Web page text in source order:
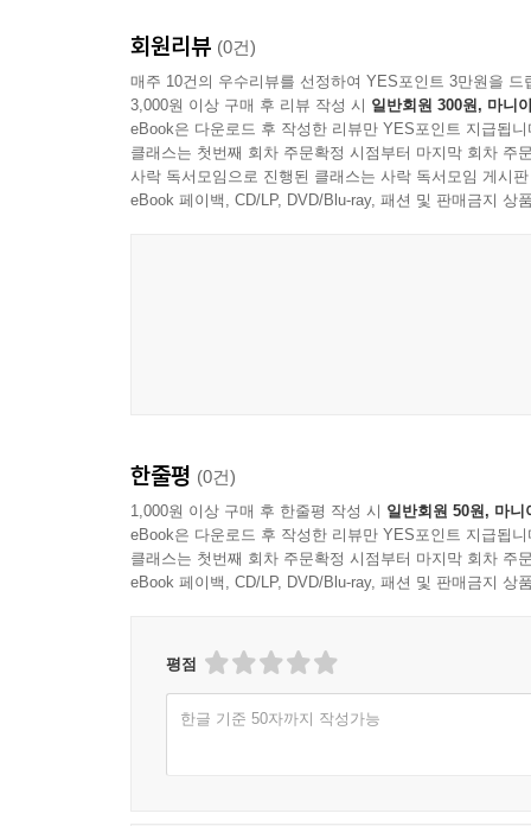
퇴역 군인 깜뿌사노는 도냐 에스떼파니아라는
그의 귀금속 역시 모두 가짜였다. 그는 우연히
들려준다. 개 두마리가 인간처럼 대화를 나누
대화록을 내민다.
「개들의 대화」
「집시 소녀에 관한 소설」에서 집시로 키워진
동등한 ‘고귀한’ 신분으로 높여주고 싶다는 귀족
함께 2년간 집시로 생활한다면 그 사랑을 믿겠노
삼다가 떠나버린 연인을 찾아 자신들의 권리를
남성에 종속된 존재이던 시절에 소설 속 여성들
환호하며 춤과 노래가 끊이지 않는 모습이 400
뛰고 온기가 느껴지는 살아 있는 사람의 세계가
“지금 나의 이 단편소설들은 내 스스로 창조한 것
진짜 의미다.
점에서 세태소설의 성격도 갖는 작품이다. 희한
유머로 그려진다. 「유리 석사에 관한 소설」은
이해받지 못하는 천재는 주변 사람들에게 이해
회원리뷰 (0건)
매주 10건의 우수리뷰를 선정하여 YES포인트 3만원을 드
3,000원 이상 구매 후 리뷰 작성 시 일반회원 300원, 마니
eBook은 다운로드 후 작성한 리뷰만 YES포인트 지급됩니
클래스는 첫번째 회차 주문확정 시점부터 마지막 회차 주
사락 독서모임으로 진행된 클래스는 사락 독서모임 게시
eBook 페이백, CD/LP, DVD/Blu-ray, 패션 및 판매금지 상
한줄평 (0건)
1,000원 이상 구매 후 한줄평 작성 시 일반회원 50원, 마니
eBook은 다운로드 후 작성한 리뷰만 YES포인트 지급됩니
클래스는 첫번째 회차 주문확정 시점부터 마지막 회차 주
eBook 페이백, CD/LP, DVD/Blu-ray, 패션 및 판매금지 상
평점
한글 기준 50자까지 작성가능